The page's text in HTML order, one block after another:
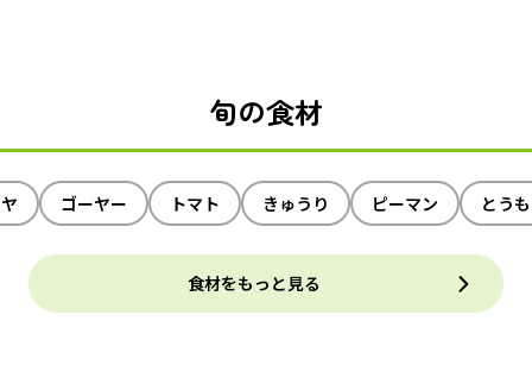
旬の食材
ゴーヤー トマト きゅうり ピーマン とう
食材をもっと見る